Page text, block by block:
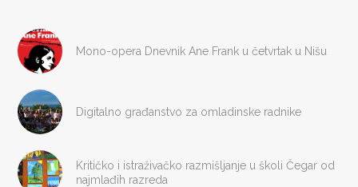
Mono-opera Dnevnik Ane Frank u četvrtak u Nišu
Digitalno građanstvo za omladinske radnike
Kritičko i istraživačko razmišljanje u školi Čegar od
najmlađih razreda